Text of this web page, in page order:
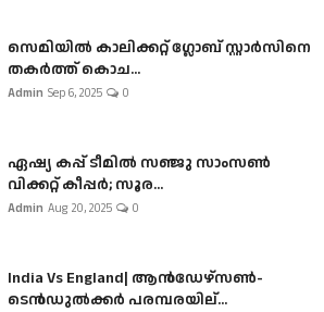
സെമിയിൽ കാലിക്കറ്റ് ഗ്ലോബ് സ്റ്റാർസിനെ
തകർത്ത് കൊച...
Admin Sep 6, 2025 0
ഏഷ്യ കപ്പ് ടീമിൽ സഞ്ജു സാംസൺ
വിക്കറ്റ് കീപ്പർ; സൂര...
Admin Aug 20, 2025 0
India Vs England| ആൻഡേഴ്സൺ-
ടെൻഡുല്‍ക്കർ പരമ്പരയില്...